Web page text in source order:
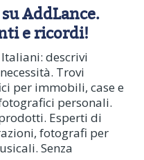
AddLance.
e ricordi!
descrivi
Trovi
per immobili, case e
personali.
Esperti di
fotografi per
Senza